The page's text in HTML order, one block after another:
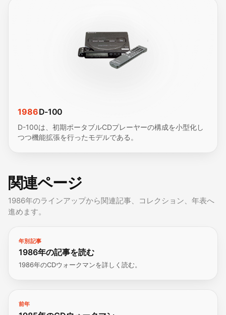
1986D-100
D-100は、初期ポータブルCDプレーヤーの構成を小型化し
つつ機能拡張を行ったモデルである。
関連ページ
1986年のラインアップから関連記事、コレクション、年表へ
進めます。
年別記事
1986年の記事を読む
1986年のCDウォークマンを詳しく読む。
前年